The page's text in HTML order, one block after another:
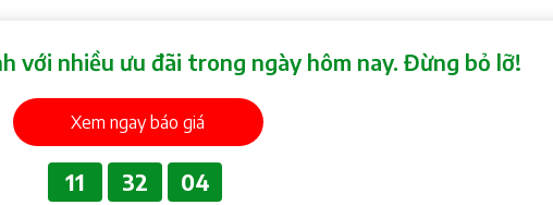
với nhiều ưu đãi trong ngày hôm nay. Đừng bỏ lỡ!
Xem ngay báo giá
11 32 03